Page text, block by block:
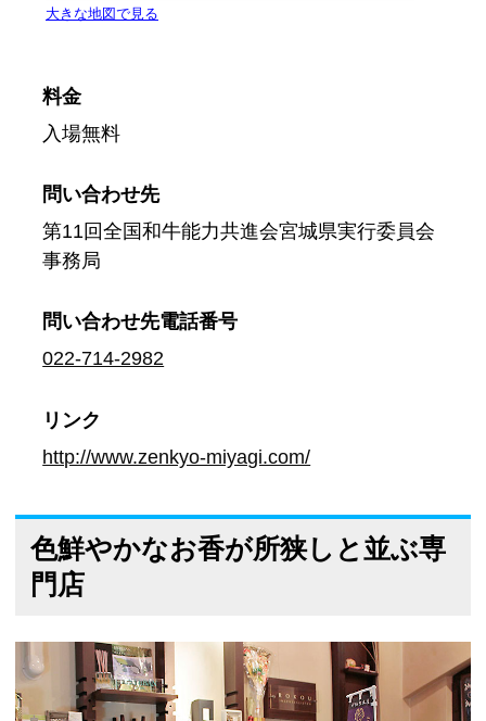
料金
入場無料
問い合わせ先
第11回全国和牛能力共進会宮城県実行委員会
事務局
問い合わせ先電話番号
022-714-2982
リンク
http://www.zenkyo-miyagi.com/
色鮮やかなお香が所狭しと並ぶ専
門店